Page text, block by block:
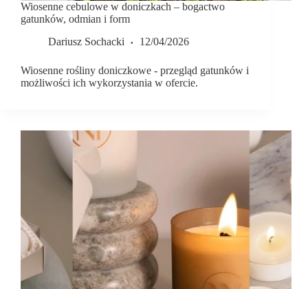
Wiosenne cebulowe w doniczkach – bogactwo
gatunków, odmian i form
Dariusz Sochacki
12/04/2026
Wiosenne rośliny doniczkowe - przegląd gatunków i
możliwości ich wykorzystania w ofercie.